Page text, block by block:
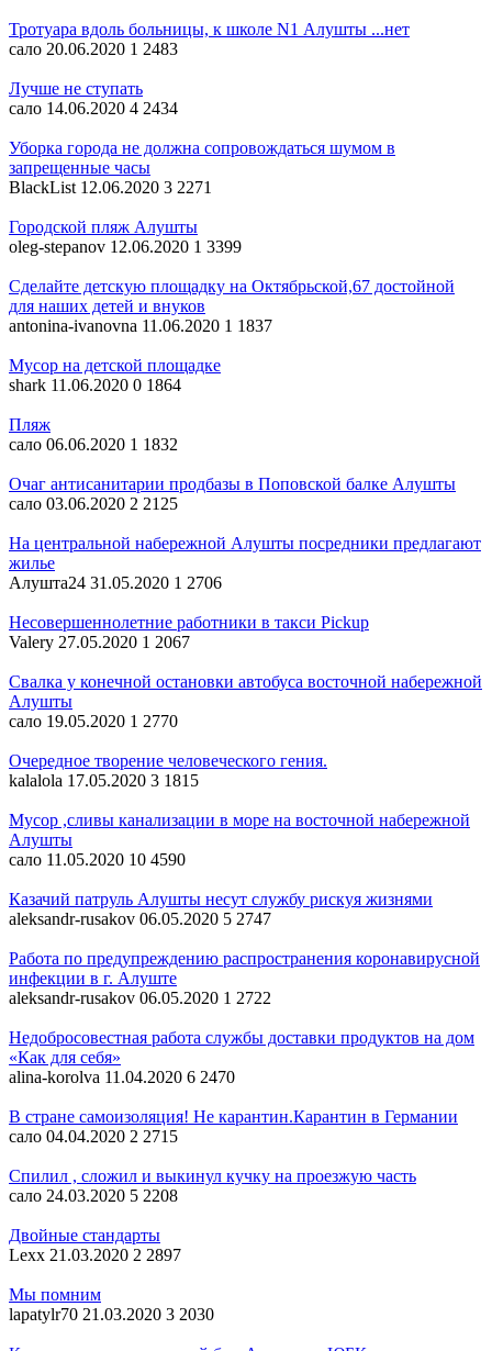
Тротуара вдоль больницы, к школе N1 Алушты ...нет
сало 20.06.2020 1 2483
Лучше не ступать
сало 14.06.2020 4 2434
Уборка города не должна сопровождаться шумом в
запрещенные часы
BlackList 12.06.2020 3 2271
Городской пляж Алушты
oleg-stepanov 12.06.2020 1 3399
Сделайте детскую площадку на Октябрьской,67 достойной
для наших детей и внуков
antonina-ivanovna 11.06.2020 1 1837
Мусор на детской площадке
shark 11.06.2020 0 1864
Пляж
сало 06.06.2020 1 1832
Очаг антисанитарии продбазы в Поповской балке Алушты
сало 03.06.2020 2 2125
На центральной набережной Алушты посредники предлагают
жилье
Алушта24 31.05.2020 1 2706
Несовершеннолетние работники в такси Pickup
Valery 27.05.2020 1 2067
Свалка у конечной остановки автобуса восточной набережной
Алушты
сало 19.05.2020 1 2770
Очередное творение человеческого гения.
kalalola 17.05.2020 3 1815
Мусор ,сливы канализации в море на восточной набережной
Алушты
сало 11.05.2020 10 4590
Казачий патруль Алушты несут службу рискуя жизнями
aleksandr-rusakov 06.05.2020 5 2747
Работа по предупреждению распространения коронавирусной
инфекции в г. Алуште
aleksandr-rusakov 06.05.2020 1 2722
Недобросовестная работа службы доставки продуктов на дом
«Как для себя»
alina-korolva 11.04.2020 6 2470
В стране самоизоляция! Не карантин.Карантин в Германии
сало 04.04.2020 2 2715
Спилил , сложил и выкинул кучку на проезжую часть
сало 24.03.2020 5 2208
Двойные стандарты
Lexx 21.03.2020 2 2897
Мы помним
lapatylr70 21.03.2020 3 2030